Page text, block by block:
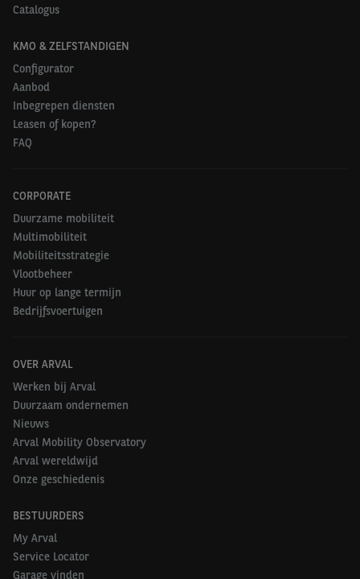
Catalogus
KMO & ZELFSTANDIGEN
Configurator
Aanbod
Inbegrepen diensten
Leasen of kopen?
FAQ
CORPORATE
Duurzame mobiliteit
Multimobiliteit
Mobiliteitsstrategie
Vlootbeheer
Huur op lange termijn
Bedrijfsvoertuigen
OVER ARVAL
Werken bij Arval
Duurzaam ondernemen
Nieuws
Arval Mobility Observatory
Arval wereldwijd
Onze geschiedenis
BESTUURDERS
My Arval
Service Locator
Garage vinden